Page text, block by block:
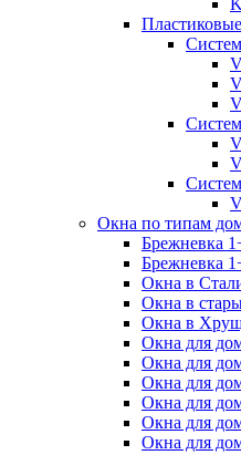
Окна по типам
Брежневка
Брежневка
Окна в
Окна в
Окна в
Окна для
Окна для
Окна для
Окна для
Окна для
Окна для